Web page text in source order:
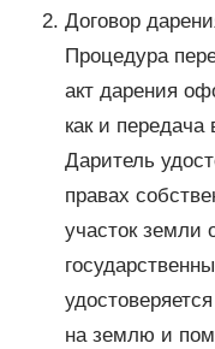
Договор
Процедура
акт дарения
как и
Даритель
правах
участок земли
на землю и